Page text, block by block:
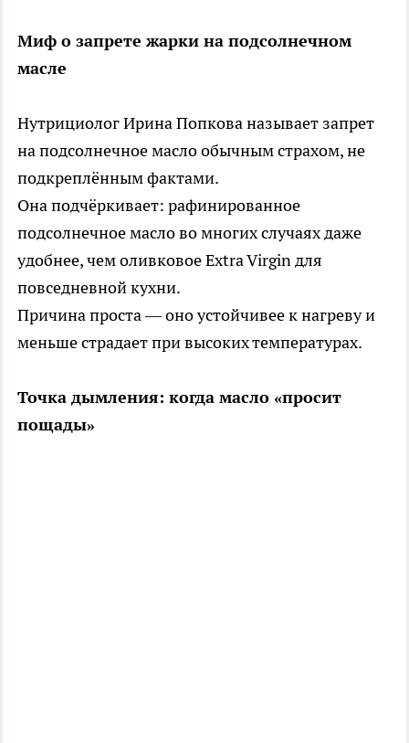
Миф о запрете жарки на подсолнечном
масле
Нутрициолог Ирина Попкова называет запрет
на подсолнечное масло обычным страхом, не
подкреплённым фактами.
Она подчёркивает: рафинированное
подсолнечное масло во многих случаях даже
удобнее, чем оливковое Extra Virgin для
повседневной кухни.
Причина проста — оно устойчивее к нагреву и
меньше страдает при высоких температурах.
Точка дымления: когда масло «просит
пощады»